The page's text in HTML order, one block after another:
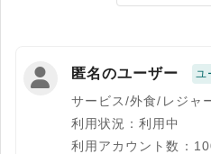
匿名のユーザー ユ
サービス/外食/レジャ
利用状況：利用中
利用アカウント数：